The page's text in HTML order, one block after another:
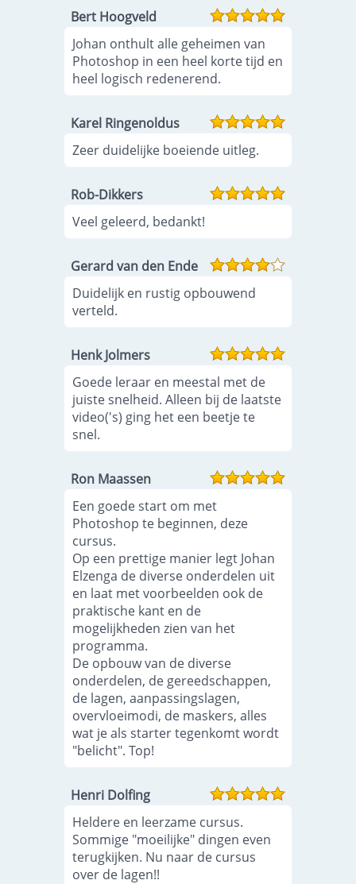
Bert Hoogveld
Johan onthult alle geheimen van
Photoshop in een heel korte tijd en
heel logisch redenerend.
Karel Ringenoldus
Zeer duidelijke boeiende uitleg.
Rob-Dikkers
Veel geleerd, bedankt!
Gerard van den Ende
Duidelijk en rustig opbouwend
verteld.
Henk Jolmers
Goede leraar en meestal met de
juiste snelheid. Alleen bij de laatste
video('s) ging het een beetje te
snel.
Ron Maassen
Een goede start om met
Photoshop te beginnen, deze
cursus.
Op een prettige manier legt Johan
Elzenga de diverse onderdelen uit
en laat met voorbeelden ook de
praktische kant en de
mogelijkheden zien van het
programma.
De opbouw van de diverse
onderdelen, de gereedschappen,
de lagen, aanpassingslagen,
overvloeimodi, de maskers, alles
wat je als starter tegenkomt wordt
"belicht". Top!
Henri Dolfing
Heldere en leerzame cursus.
Sommige "moeilijke" dingen even
terugkijken. Nu naar de cursus
over de lagen!!